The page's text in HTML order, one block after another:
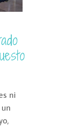
ni